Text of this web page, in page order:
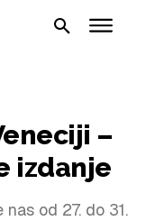
–
izdanje
od 27. do 31.